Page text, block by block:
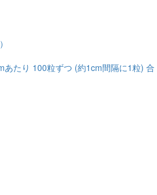
あたり 100粒ずつ (約1cm間隔に1粒) 合